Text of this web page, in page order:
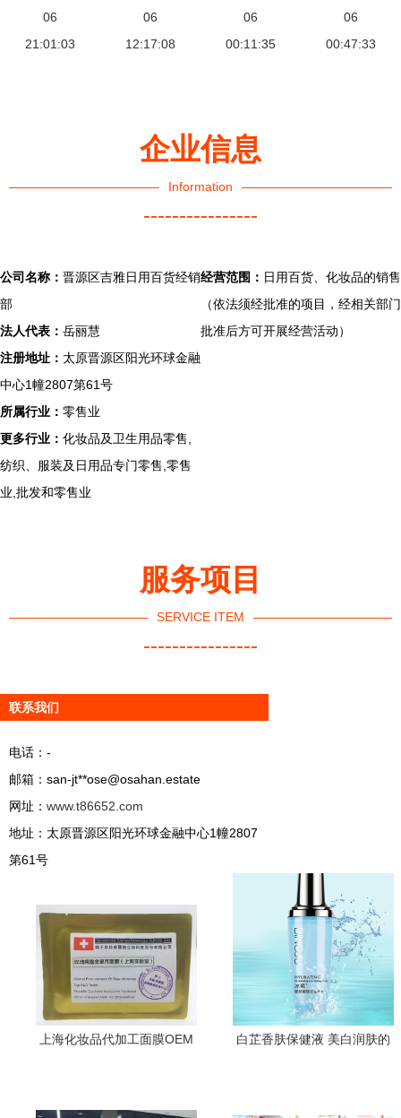
美赠品大赏
揭示网络热
06
21:01:03
度评测与想
象赏析
06
12:17:08
妆品广告中
的美学与情
06
00:11:35
源头的产业
密码
06
00:47:33
企业信息
Information
----------------
公司名称： 晋源区吉雅日用百货经销
部
法人代表： 岳丽慧
注册地址： 太原晋源区阳光环球金融
中心1幢2807第61号
所属行业： 零售业
更多行业： 化妆品及卫生用品零售,
纺织、服装及日用品专门零售,零售
业,批发和零售业
经营范围： 日用百货、化妆品的销售
（依法须经批准的项目，经相关部门
批准后方可开展经营活动）
服务项目
SERVICE ITEM
----------------
联系我们
电话：-
邮箱：san-jt**ose@osahan.estate
网址： www.t86652.com
地址：太原晋源区阳光环球金融中心1幢2807
第61号
上海化妆品代加工面膜OEM
白芷香肤保健液 美白润肤的